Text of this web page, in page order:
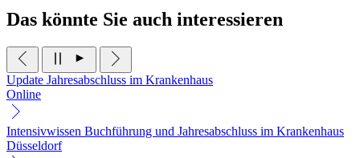
Das könnte Sie auch interessieren
Update Jahresabschluss im Krankenhaus
Online
Intensivwissen Buchführung und Jahresabschluss im Krankenhaus
Düsseldorf